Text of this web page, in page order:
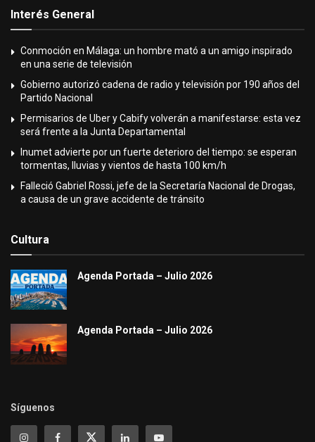
Interés General
Conmoción en Málaga: un hombre mató a un amigo inspirado
en una serie de televisión
Gobierno autorizó cadena de radio y televisión por 190 años del
Partido Nacional
Permisarios de Uber y Cabify volverán a manifestarse: esta vez
será frente a la Junta Departamental
Inumet advierte por un fuerte deterioro del tiempo: se esperan
tormentas, lluvias y vientos de hasta 100 km/h
Falleció Gabriel Rossi, jefe de la Secretaría Nacional de Drogas,
a causa de un grave accidente de tránsito
Cultura
Agenda Portada – Julio 2026
Agenda Portada – Julio 2026
Síguenos